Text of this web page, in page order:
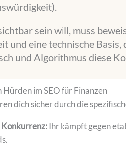
sein will, muss
und eine technische
und Algorithmus diese
Hürden im SEO für Finanzen
dich sicher durch die
Konkurrenz:Ihr kämpft gegen